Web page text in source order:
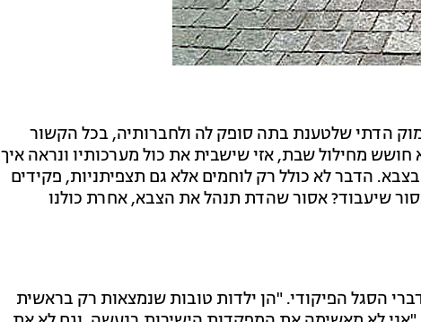
הדתי שלטענת בתה סופק לה ולחברותיה, בכל הקשור
מחילול שבת, אזי שישבית את כול מערכותיו ונראה איך
הדבר לא כולל רק לוחמים אלא גם תצפיתניות, פקידים
שיעבוד? אסור שהדת תנהל את הצבא, אחרת כולנו
הסגל הפיקודי. "הן ילדות טובות שנמצאות רק בראשית